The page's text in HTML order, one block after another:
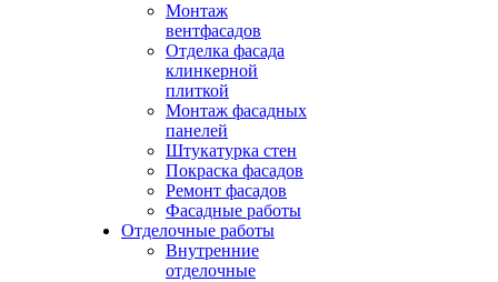
Монтаж
вентфасадов
Отделка фасада
клинкерной
плиткой
Монтаж фасадных
панелей
Штукатурка стен
Покраска фасадов
Ремонт фасадов
Фасадные работы
Отделочные работы
Внутренние
отделочные